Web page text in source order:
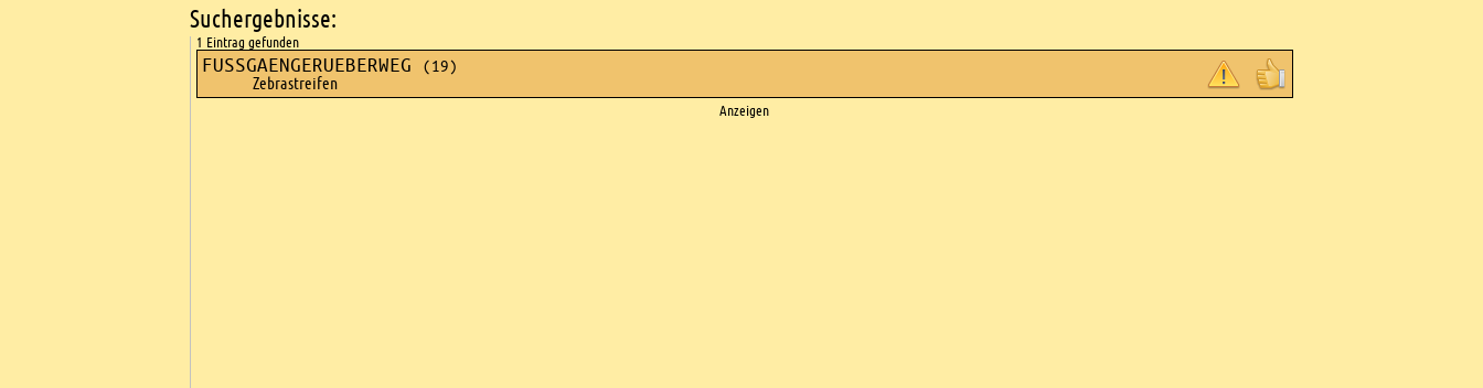
Suchergebnisse:
1 Eintrag gefunden
FUSSGAENGERUEBERWEG (19)
Zebrastreifen
Anzeigen